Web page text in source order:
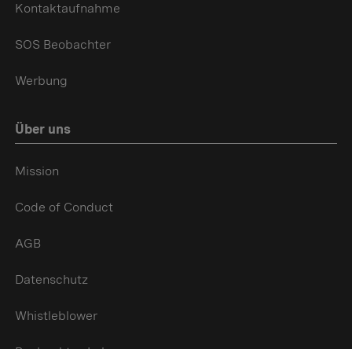
Kontaktaufnahme
SOS Beobachter
Werbung
Über uns
Mission
Code of Conduct
AGB
Datenschutz
Whistleblower